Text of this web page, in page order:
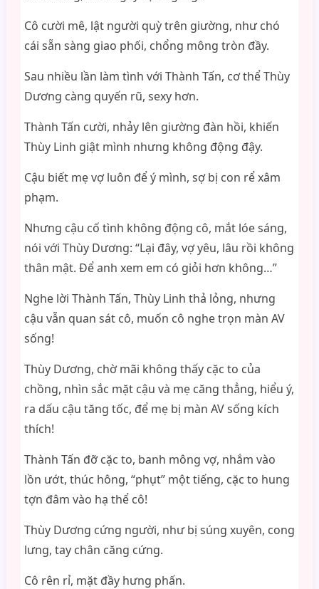
Cô cười mê, lật người quỳ trên giường, như chó
cái sẵn sàng giao phối, chổng mông tròn đầy.
Sau nhiều lần làm tình với Thành Tấn, cơ thể Thùy
Dương càng quyến rũ, sexy hơn.
Thành Tấn cười, nhảy lên giường đàn hồi, khiến
Thùy Linh giật mình nhưng không động đậy.
Cậu biết mẹ vợ luôn để ý mình, sợ bị con rể xâm
phạm.
Nhưng cậu cố tình không động cô, mắt lóe sáng,
nói với Thùy Dương: “Lại đây, vợ yêu, lâu rồi không
thân mật. Để anh xem em có giỏi hơn không…”
Nghe lời Thành Tấn, Thùy Linh thả lỏng, nhưng
cậu vẫn quan sát cô, muốn cô nghe trọn màn AV
sống!
Thùy Dương, chờ mãi không thấy cặc to của
chồng, nhìn sắc mặt cậu và mẹ căng thẳng, hiểu ý,
ra dấu cậu tăng tốc, để mẹ bị màn AV sống kích
thích!
Thành Tấn đỡ cặc to, banh mông vợ, nhắm vào
lồn ướt, thúc hông, “phụt” một tiếng, cặc to hung
tợn đâm vào hạ thể cô!
Thùy Dương cứng người, như bị súng xuyên, cong
lưng, tay chân căng cứng.
Cô rên rỉ, mặt đầy hưng phấn.